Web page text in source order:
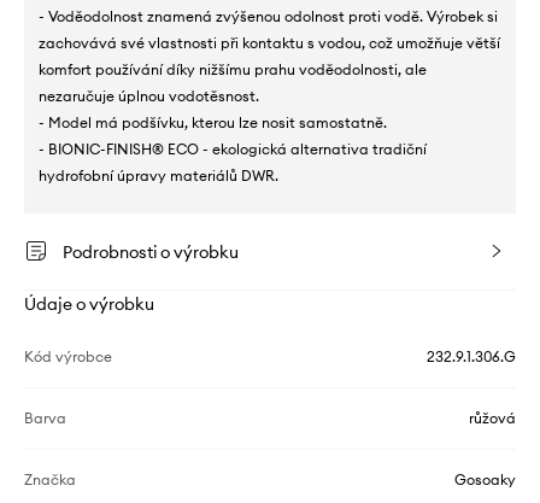
- Voděodolnost znamená zvýšenou odolnost proti vodě. Výrobek si
zachovává své vlastnosti při kontaktu s vodou, což umožňuje větší
komfort používání díky nižšímu prahu voděodolnosti, ale
nezaručuje úplnou vodotěsnost.
- Model má podšívku, kterou lze nosit samostatně.
- BIONIC-FINISH® ECO - ekologická alternativa tradiční
hydrofobní úpravy materiálů DWR.
Podrobnosti o výrobku
Údaje o výrobku
Kód výrobce 232.9.1.306.G
Barva růžová
Značka Gosoaky